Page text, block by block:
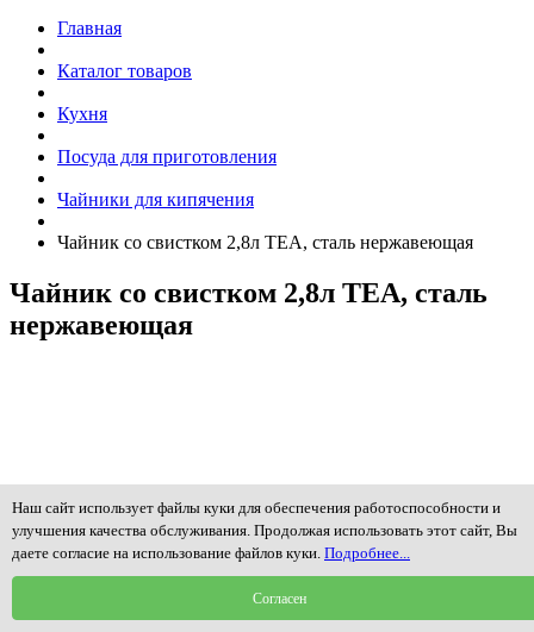
Главная
Каталог товаров
Кухня
Посуда для приготовления
Чайники для кипячения
Чайник со свистком 2,8л TEA, сталь нержавеющая
Чайник со свистком 2,8л TEA, сталь
нержавеющая
Наш сайт использует файлы куки для обеспечения работоспособности и
улучшения качества обслуживания. Продолжая использовать этот сайт, Вы
даете согласие на использование файлов куки. Подробнее...
Согласен